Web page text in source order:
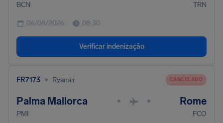
BCN TRN
06/08/2026 08:30
Verificar indenização
FR7173 • Ryanair CANCELADO
Palma Mallorca • • Rome
PMI FCO